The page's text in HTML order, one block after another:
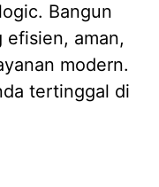
Bangun
aman,
modern.
tertinggal di